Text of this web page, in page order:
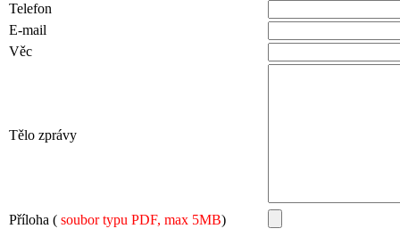
Telefon
E-mail
Věc
Tělo zprávy
Příloha ( soubor typu PDF, max 5MB)